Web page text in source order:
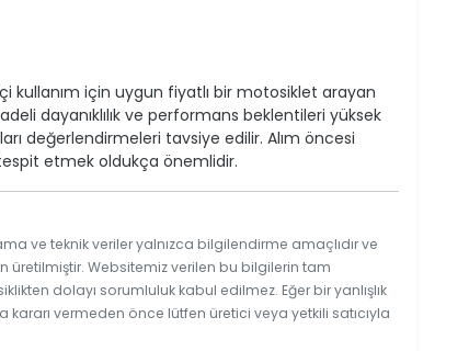
kullanım için uygun fiyatlı bir motosiklet arayan
dayanıklılık ve performans beklentileri yüksek
değerlendirmeleri tavsiye edilir. Alım öncesi
etmek oldukça önemlidir.
ve teknik veriler yalnızca bilgilendirme amaçlıdır ve
üretilmiştir. Websitemiz verilen bu bilgilerin tam
dolayı sorumluluk kabul edilmez. Eğer bir yanlışlık
kararı vermeden önce lütfen üretici veya yetkili satıcıyla